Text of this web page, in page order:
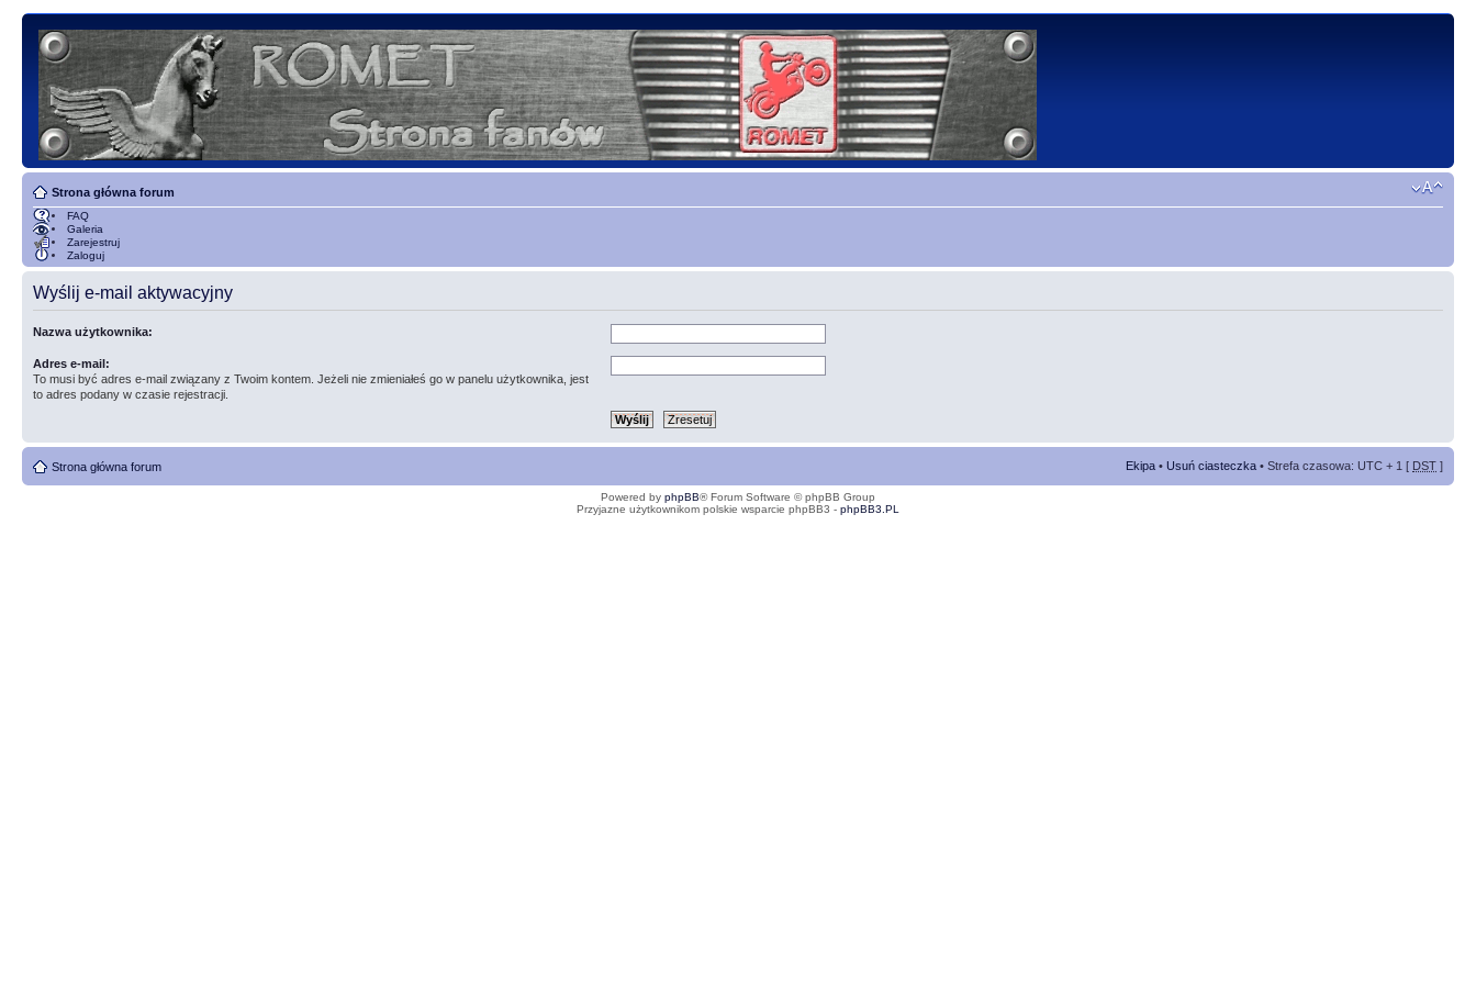
Strona główna forum
FAQ
Galeria
Zarejestruj
Zaloguj
Wyślij e-mail aktywacyjny
Nazwa użytkownika:
Adres e-mail:
To musi być adres e-mail związany z Twoim kontem. Jeżeli nie zmieniałeś go w panelu użytkownika, jest
to adres podany w czasie rejestracji.
Strona główna forum Ekipa • Usuń ciasteczka • Strefa czasowa: UTC + 1 [ DST ]
Powered by phpBB® Forum Software © phpBB Group
Przyjazne użytkownikom polskie wsparcie phpBB3 - phpBB3.PL